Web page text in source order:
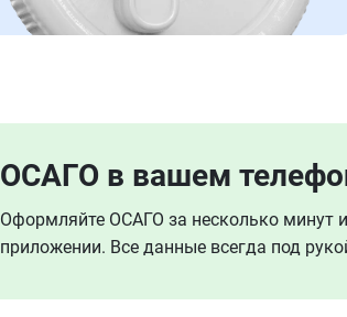
ОСАГО в вашем
Оформляйте ОСАГО за несколько минут
приложении. Все данные всегда под